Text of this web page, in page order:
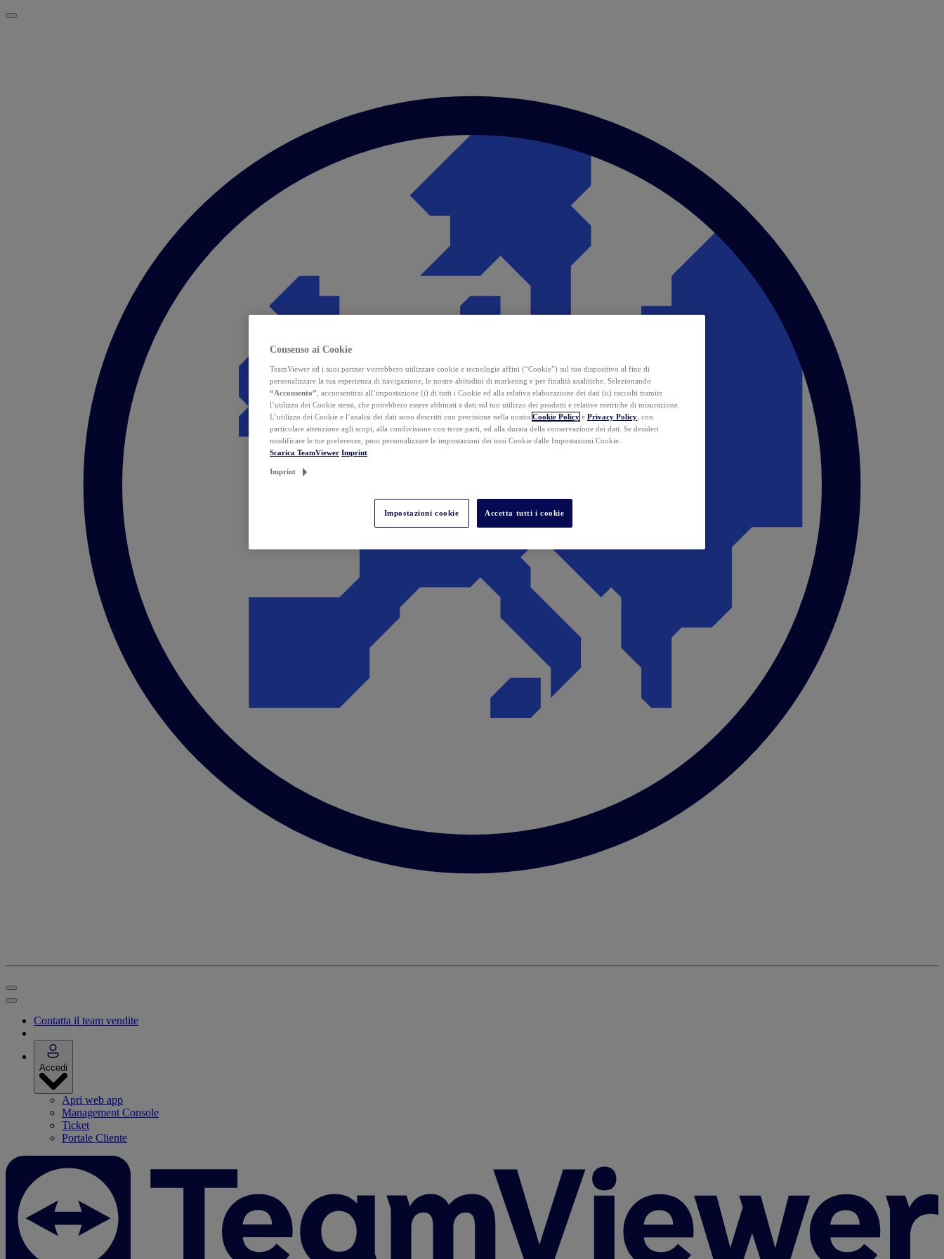
Contatta il team vendite
Accedi
Apri web app
Management Console
Ticket
Portale Cliente
Consenso ai Cookie
TeamViewer ed i suoi partner vorrebbero utilizzare cookie e tecnologie affini (“Cookie”) sul tuo dispositivo al fine di
personalizzare la tua esperienza di navigazione, le nostre abitudini di marketing e per finalità analitiche. Selezionando
“Acconsento” , acconsentirai all’impostazione (i) di tutti i Cookie ed alla relativa elaborazione dei dati (ii) raccolti tramite
l’utilizzo dei Cookie stessi, che potrebbero essere abbinati a dati sul tuo utilizzo dei prodotti e relative metriche di misurazione.
L’utilizzo dei Cookie e l’analisi dei dati sono descritti con precisione nella nostra Cookie Policy e Privacy Policy , con
particolare attenzione agli scopi, alla condivisione con terze parti, ed alla durata della conservazione dei dati. Se desideri
modificare le tue preferenze, puoi personalizzare le impostazioni dei tuoi Cookie dalle Impostazioni Cookie.
Scarica TeamViewer Imprint
Imprint
Impostazioni cookie Accetta tutti i cookie